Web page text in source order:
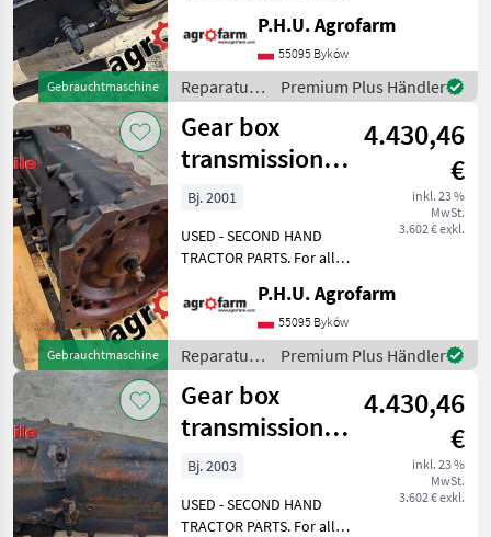
Gebrauchtmaschine
message by e-mail either
whatsapp. TRAKTOR -
SCHLEPPER ERSATZTEILE.
Bei weiteren fragen
kontaktieren
P.H.U. Agrofarm
55095 Byków
Reparatur
und
Ersatzteile
/ Renault
Premium Plus Händler
Gebrauchtmaschine
Gear box
transmission
Renault Claas
4.430,46
€
inkl. 23 %
MwSt.
3.602 € exkl.
Bj. 2001
USED - SECOND HAND
TRACTOR PARTS. For all
message by e-mail either
whatsapp. TRAKTOR -
SCHLEPPER ERSATZTEILE.
Bei weiteren fragen
kontaktieren
P.H.U. Agrofarm
55095 Byków
Reparatur
und
Ersatzteile
/ Renault
Premium Plus Händler
Gear box
transmission
Renault Ares 556
4.430,46
€
inkl. 23 %
MwSt.
3.602 € exkl.
Bj. 2003
USED - SECOND HAND
TRACTOR PARTS. For all